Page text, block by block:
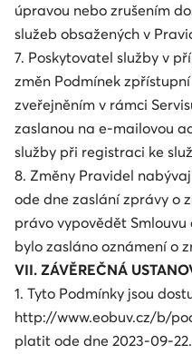
úpravou nebo zrušením
služeb obsažených v
7. Poskytovatel služby v
změn Podmínek
zveřejněním v rámci
zaslanou na e-mailovou
služby při registraci ke
8. Změny Pravidel
ode dne zaslání zprávy o
právo vypovědět Smlouvu
bylo zasláno oznámení o
VII. ZÁVĚREČNÁ
1. Tyto Podmínky jsou
http://www.eobuv.cz/b/
platit ode dne 2023-09-22.